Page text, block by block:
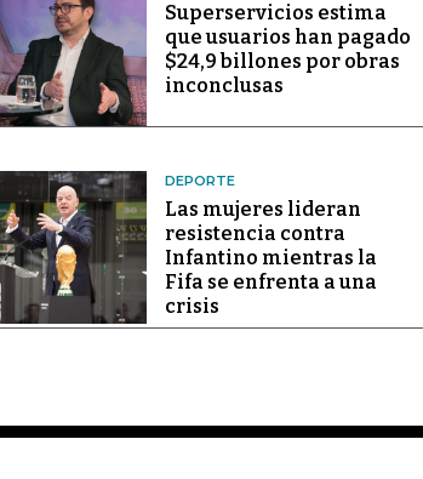
Superservicios estima
que usuarios han pagado
$24,9 billones por obras
inconclusas
DEPORTE
Las mujeres lideran
resistencia contra
Infantino mientras la
Fifa se enfrenta a una
crisis